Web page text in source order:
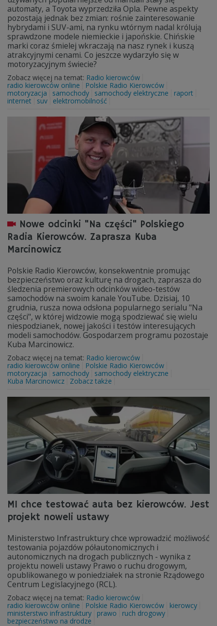
automaty, a Toyota wyprzedziła Opla. Pewne aspekty
pozostają jednak bez zmian: rośnie zainteresowanie
hybrydami i SUV-ami, na rynku wtórnym nadal królują
sprawdzone modele niemieckie i japońskie. Chińskie
marki coraz śmielej wkraczają na nasz rynek i kuszą
atrakcyjnymi cenami. Co jeszcze wydarzyło się w
motoryzacyjnym świecie?
Zobacz więcej na temat: Radio kierowców
radio kierowców online
Polskie Radio Kierowców
motoryzacja
samochody samochody elektryczne
raport
internet
suv elektromobilność
Nowe odcinki "Na części" Polskiego
Radia Kierowców. Zaprasza Kuba
Marcinowicz
Polskie Radio Kierowców, konsekwentnie promując
bezpieczeństwo oraz kulturę na drogach, zaprasza do
śledzenia premierowych odcinków wideo-testów
samochodów na swoim kanale YouTube. Dzisiaj, 10
grudnia, rusza nowa odsłona popularnego serialu "Na
części", w której widzowie mogą spodziewać się wielu
niespodzianek, nowej jakości i testów interesujących
modeli samochodów. Gospodarzem programu pozostaje
Kuba Marcinowicz.
Zobacz więcej na temat: Radio kierowców
radio kierowców online
Polskie Radio Kierowców
motoryzacja
samochody
samochody elektryczne
Kuba Marcinowicz
Zobacz także
MI chce testować auta bez kierowców. Jest
projekt noweli ustawy
Ministerstwo Infrastruktury chce wprowadzić możliwość
testowania pojazdów półautonomicznych i
autonomicznych na drogach publicznych - wynika z
projektu noweli ustawy Prawo o ruchu drogowym,
opublikowanego w poniedziałek na stronie Rządowego
Centrum Legislacyjnego (RCL).
Zobacz więcej na temat: Radio kierowców
radio kierowców online
Polskie Radio Kierowców
kierowcy
ministerstwo infrastruktury
prawo
ruch drogowy
bezpieczeństwo na drodze